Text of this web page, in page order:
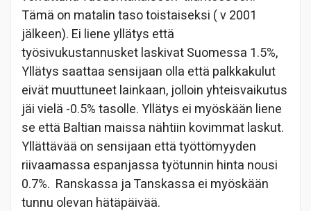
Tämä on matalin taso toistaiseksi ( v 2001
jälkeen). Ei liene yllätys että
työsivukustannusket laskivat Suomessa 1.5%,
Yllätys saattaa sensijaan olla että palkkakulut
eivät muuttuneet lainkaan, jolloin yhteisvaikutus
jäi vielä -0.5% tasolle. Yllätys ei myöskään liene
se että Baltian maissa nähtiin kovimmat laskut.
Yllättävää on sensijaan että työttömyyden
riivaamassa espanjassa työtunnin hinta nousi
0.7%. Ranskassa ja Tanskassa ei myöskään
tunnu olevan hätäpäivää.